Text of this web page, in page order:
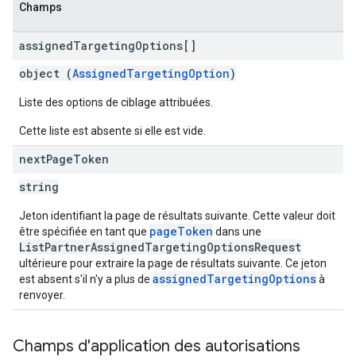
Champs
assignedTargetingOptions[]
object (AssignedTargetingOption)
Liste des options de ciblage attribuées.
Cette liste est absente si elle est vide.
nextPageToken
string
Jeton identifiant la page de résultats suivante. Cette valeur doit
être spécifiée en tant que pageToken dans une
ListPartnerAssignedTargetingOptionsRequest
ultérieure pour extraire la page de résultats suivante. Ce jeton
est absent s'il n'y a plus de assignedTargetingOptionsà
renvoyer.
Champs d'application des autorisations